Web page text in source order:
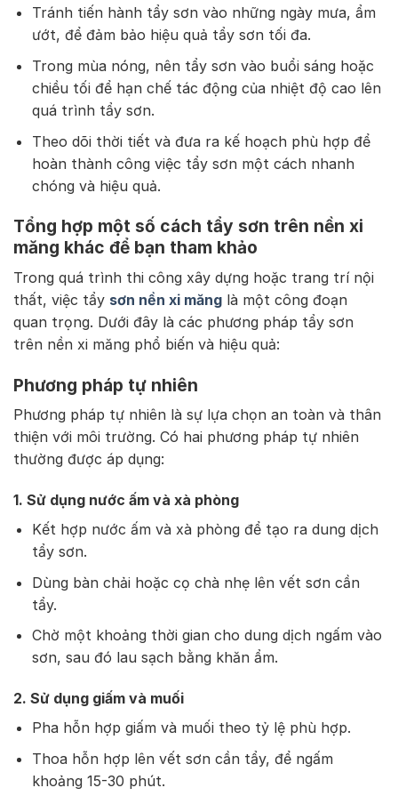
Tránh tiến hành tẩy sơn vào những ngày mưa, ẩm
ướt, để đảm bảo hiệu quả tẩy sơn tối đa.
Trong mùa nóng, nên tẩy sơn vào buổi sáng hoặc
chiều tối để hạn chế tác động của nhiệt độ cao lên
quá trình tẩy sơn.
Theo dõi thời tiết và đưa ra kế hoạch phù hợp để
hoàn thành công việc tẩy sơn một cách nhanh
chóng và hiệu quả.
Tổng hợp một số cách tẩy sơn trên nền xi
măng khác để bạn tham khảo
Trong quá trình thi công xây dựng hoặc trang trí nội
thất, việc tẩy sơn nền xi măng là một công đoạn
quan trọng. Dưới đây là các phương pháp tẩy sơn
trên nền xi măng phổ biến và hiệu quả:
Phương pháp tự nhiên
Phương pháp tự nhiên là sự lựa chọn an toàn và thân
thiện với môi trường. Có hai phương pháp tự nhiên
thường được áp dụng:
1. Sử dụng nước ấm và xà phòng
Kết hợp nước ấm và xà phòng để tạo ra dung dịch
tẩy sơn.
Dùng bàn chải hoặc cọ chà nhẹ lên vết sơn cần
tẩy.
Chờ một khoảng thời gian cho dung dịch ngấm vào
sơn, sau đó lau sạch bằng khăn ẩm.
2. Sử dụng giấm và muối
Pha hỗn hợp giấm và muối theo tỷ lệ phù hợp.
Thoa hỗn hợp lên vết sơn cần tẩy, để ngấm
khoảng 15-30 phút.